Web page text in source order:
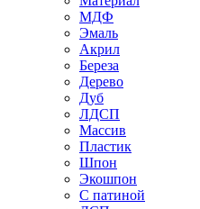
МДФ
Эмаль
Акрил
Береза
Дерево
Дуб
ЛДСП
Массив
Пластик
Шпон
Экошпон
С патиной